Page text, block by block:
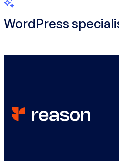
WordPress